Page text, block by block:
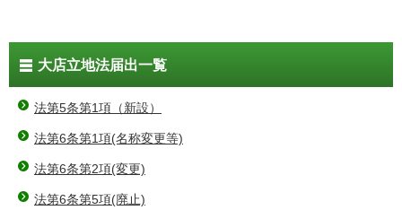
大店立地法届出一覧
法第5条第1項（新設）
法第6条第1項(名称変更等)
法第6条第2項(変更)
法第6条第5項(廃止)